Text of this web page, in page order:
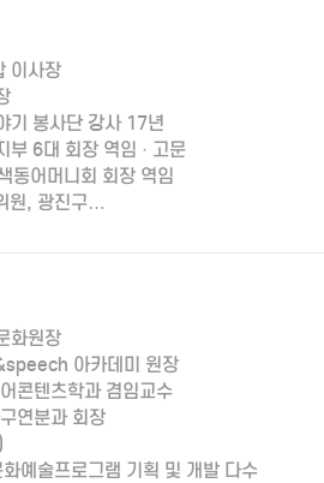
이사장
기 봉사단 강사 17년
부 6대 회장 역임 · 고문
동어머니회 회장 역임
원, 광진구…
화원장
아카데미 원장
콘텐츠학과 겸임교수
연분과 회장
예술프로그램 기획 및 개발 다수